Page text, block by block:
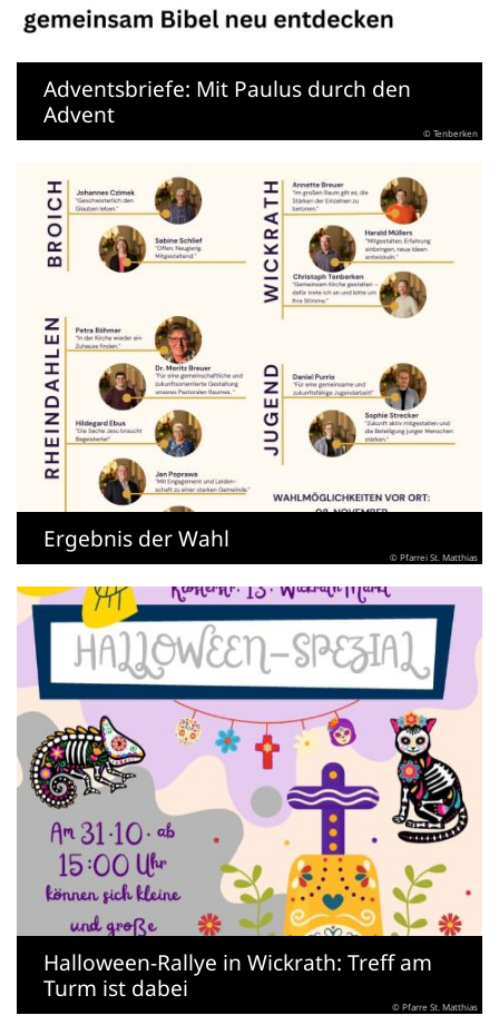
Adventsbriefe: Mit Paulus durch den
Advent
© Tenberken
Ergebnis der Wahl
© Pfarrei St. Matthias
Halloween-Rallye in Wickrath: Treff am
Turm ist dabei
© Pfarre St. Matthias